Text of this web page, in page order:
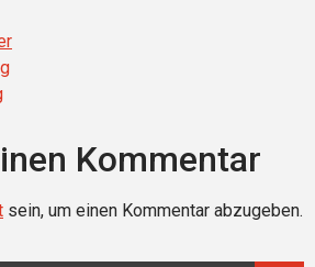
Kommentar
sein, um einen Kommentar abzugeben.